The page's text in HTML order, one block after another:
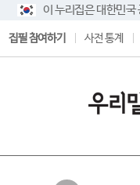
이 누리집은 대한민국
집필 참여하기 사전 통계